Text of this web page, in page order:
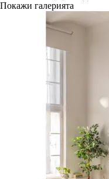
Покажи галерията